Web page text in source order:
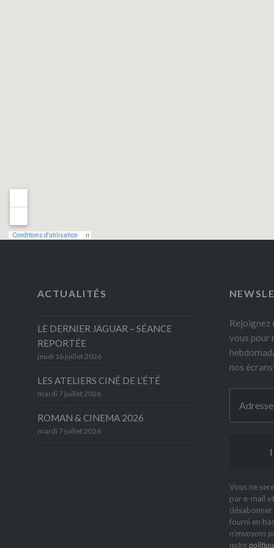
ACTUALITÉS
LE DERNIER JAGUAR – SÉANCE
REPORTÉE
jeudi 16 juillet 2026
LES ATELIERS CINÉ DE L’ÉTÉ
mardi 7 juillet 2026
ROMAN & CINEMA 2026
mardi 7 juillet 2026
Rejoignez
vous pour
nos
Vous ne
par e-mail
fourni en
n’envoyons
notre